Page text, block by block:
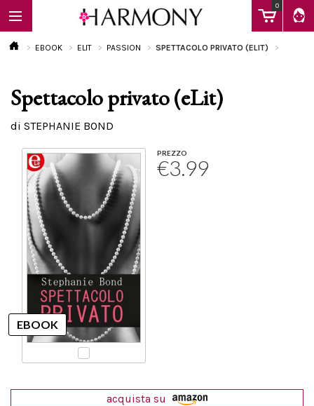
0
EBOOK
Calendario
EBOOK ELIT PASSION SPETTACOLO PRIVATO (ELIT)
Spettacolo privato (eLit)
di STEPHANIE BOND
PREZZO
€3.99
acquista su